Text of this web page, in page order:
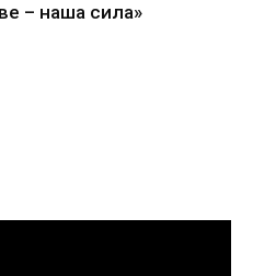
– наша сила»